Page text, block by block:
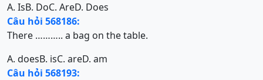
A. IsB. DoC. AreD. Does
Câu hỏi 568186:
There ……….. a bag on the table.
A. doesB. isC. areD. am
Câu hỏi 568193: